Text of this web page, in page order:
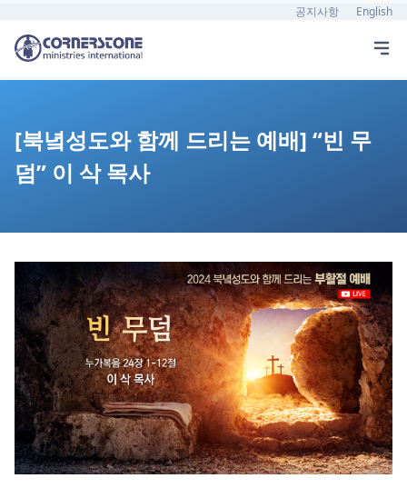
공지사항 English
[북녘성도와 함께 드리는 예배] “빈 무
덤” 이 삭 목사